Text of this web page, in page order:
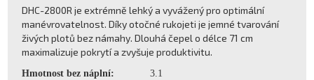
DHC-2800R je extrémně lehký a vyvážený pro optimální
manévrovatelnost. Díky otočné rukojeti je jemné tvarování
živých plotů bez námahy. Dlouhá čepel o délce 71 cm
maximalizuje pokrytí a zvyšuje produktivitu.
Hmotnost bez náplní: 3.1